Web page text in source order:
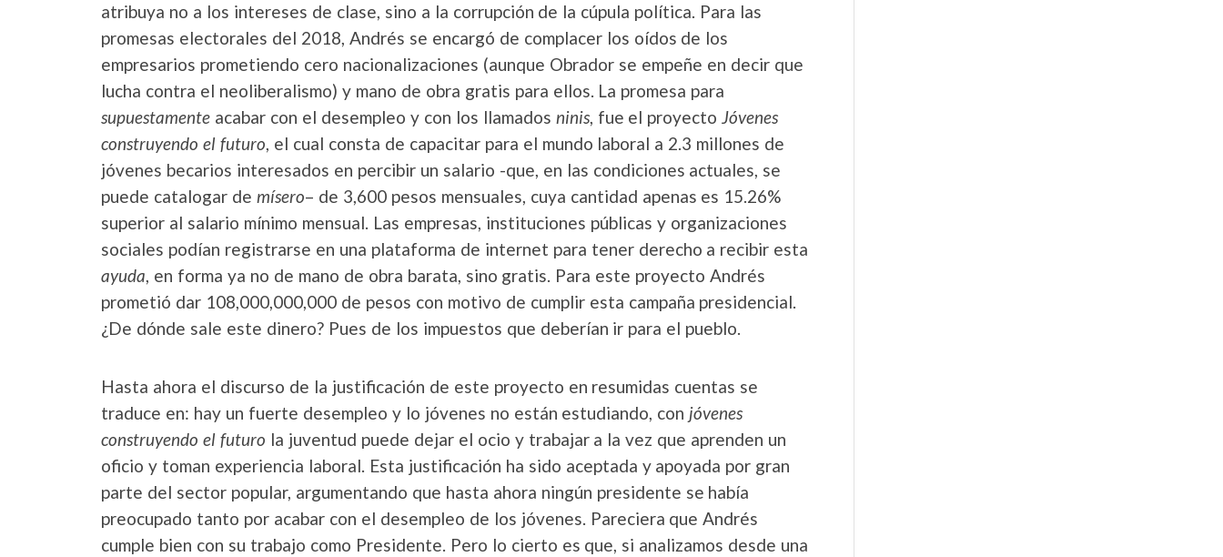
atribuya no a los intereses de clase, sino a la corrupción de la cúpula política. Para las
promesas electorales del 2018, Andrés se encargó de complacer los oídos de los
empresarios prometiendo cero nacionalizaciones (aunque Obrador se empeñe en decir que
lucha contra el neoliberalismo) y mano de obra gratis para ellos. La promesa para
supuestamente acabar con el desempleo y con los llamados ninis, fue el proyectoJóvenes
construyendo el futuro, el cual consta de capacitar para el mundo laboral a 2.3 millones de
jóvenes becarios interesados en percibir un salario -que, en las condiciones actuales, se
puede catalogar de mísero– de 3,600 pesos mensuales, cuya cantidad apenas es 15.26%
superior al salario mínimo mensual. Las empresas, instituciones públicas y organizaciones
sociales podían registrarse en una plataforma de internet para tener derecho a recibir esta
ayuda, en forma ya no de mano de obra barata, sino gratis. Para este proyecto Andrés
prometió dar 108,000,000,000 de pesos con motivo de cumplir esta campaña presidencial.
¿De dónde sale este dinero? Pues de los impuestos que deberían ir para el pueblo.
Hasta ahora el discurso de la justificación de este proyecto en resumidas cuentas se
traduce en: hay un fuerte desempleo y lo jóvenes no están estudiando, con jóvenes
construyendo el futuro la juventud puede dejar el ocio y trabajar a la vez que aprenden un
oficio y toman experiencia laboral. Esta justificación ha sido aceptada y apoyada por gran
parte del sector popular, argumentando que hasta ahora ningún presidente se había
preocupado tanto por acabar con el desempleo de los jóvenes. Pareciera que Andrés
cumple bien con su trabajo como Presidente. Pero lo cierto es que, si analizamos desde una